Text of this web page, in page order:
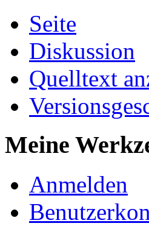
Seite
Diskussion
Quelltext
Meine
Anmelden